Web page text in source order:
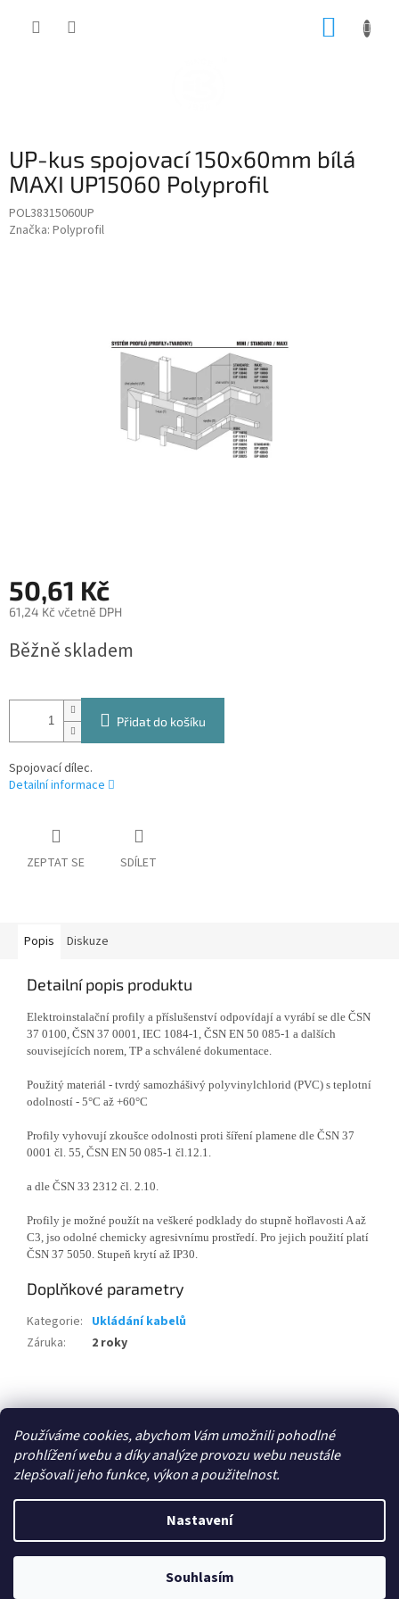
Používáme cookies, abychom Vám umožnili pohodlné
prohlížení webu a díky analýze provozu webu neustále
zlepšovali jeho funkce, výkon a použitelnost.
Nastavení
Souhlasím
UP-kus spojovací 150x60mm bílá
MAXI UP15060 Polyprofil
POL38315060UP
Značka: Polyprofil
50,61 Kč
61,24 Kč včetně DPH
cena:
Běžně skladem
Přidat do košíku
Spojovací dílec.
Detailní informace
ZEPTAT SE SDÍLET
Popis Diskuze
Detailní popis produktu
Elektroinstalační profily a příslušenství odpovídají a vyrábí se dle ČSN
37 0100, ČSN 37 0001, IEC 1084-1, ČSN EN 50 085-1 a dalších
souvisejících norem, TP a schválené dokumentace.
Použitý materiál - tvrdý samozhášivý polyvinylchlorid (PVC) s teplotní
odolností - 5°C až +60°C
Profily vyhovují zkoušce odolnosti proti šíření plamene dle ČSN 37
0001 čl. 55, ČSN EN 50 085-1 čl.12.1.
a dle ČSN 33 2312 čl. 2.10.
Profily je možné použít na veškeré podklady do stupně hořlavosti A až
C3, jso odolné chemicky agresivnímu prostředí. Pro jejich použití platí
ČSN 37 5050. Stupeň krytí až IP30.
Doplňkové parametry
Kategorie: Ukládání kabelů
Záruka: 2 roky
á
Copyright 2026E-shop - 3EL Group, s.r.o.. Všechna práva
vyhrazena.